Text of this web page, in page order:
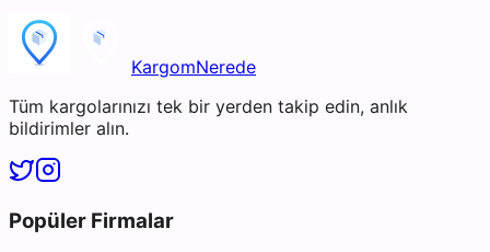
KargomNerede
Tüm kargolarınızı tek bir yerden takip edin, anlık
bildirimler alın.
Popüler Firmalar